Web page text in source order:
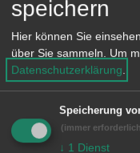
fürs Leben
Fuchs Rabbat
Benni die
Dieb an der
treibt,
mancher
speichern
Hier können Sie
über Sie sammeln. Um
Datenschutzerklärung.
Speicherung
(immer
↓ 1 Dienst